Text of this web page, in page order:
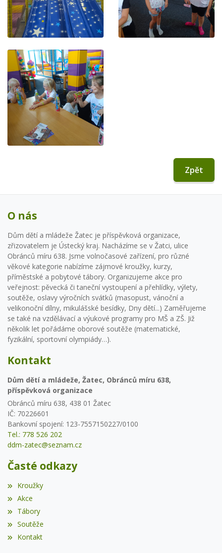
Zpět
O nás
Dům dětí a mládeže Žatec je příspěvková organizace,
zřizovatelem je Ústecký kraj. Nacházíme se v Žatci, ulice
Obránců míru 638. Jsme volnočasové zařízení, pro různé
věkové kategorie nabízíme zájmové kroužky, kurzy,
příměstské a pobytové tábory. Organizujeme akce pro
veřejnost: pěvecká či taneční vystoupení a přehlídky, výlety,
soutěže, oslavy výročních svátků (masopust, vánoční a
velikonoční dílny, mikulášské besídky, Dny dětí...) Zaměřujeme
se také na vzdělávací a výukové programy pro MŠ a ZŠ. Již
několik let pořádáme oborové soutěže (matematické,
fyzikální, sportovní olympiády…).
Kontakt
Dům dětí a mládeže, Žatec, Obránců míru 638,
příspěvková organizace
Obránců míru 638, 438 01 Žatec
IČ: 70226601
Bankovní spojení: 123-7557150227/0100
Tel.: 778 526 202
ddm-zatec@seznam.cz
Časté odkazy
Kroužky
Akce
Tábory
Soutěže
Kontakt